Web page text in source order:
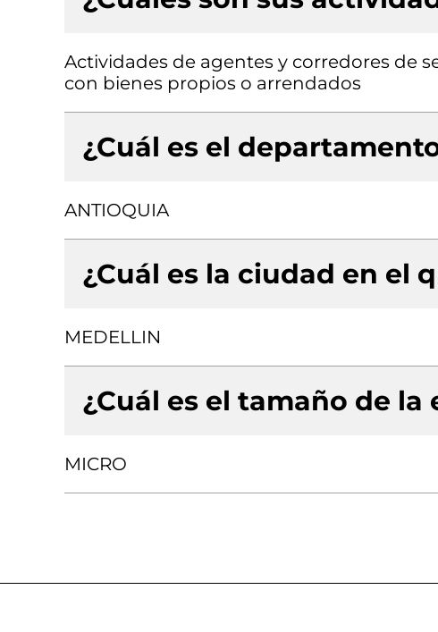
Actividades de agentes y corredores de
con bienes propios o arrendados
¿Cuál es el
ANTIOQUIA
¿Cuál es la ciudad en el
MEDELLIN
¿Cuál es el tamaño de la
MICRO